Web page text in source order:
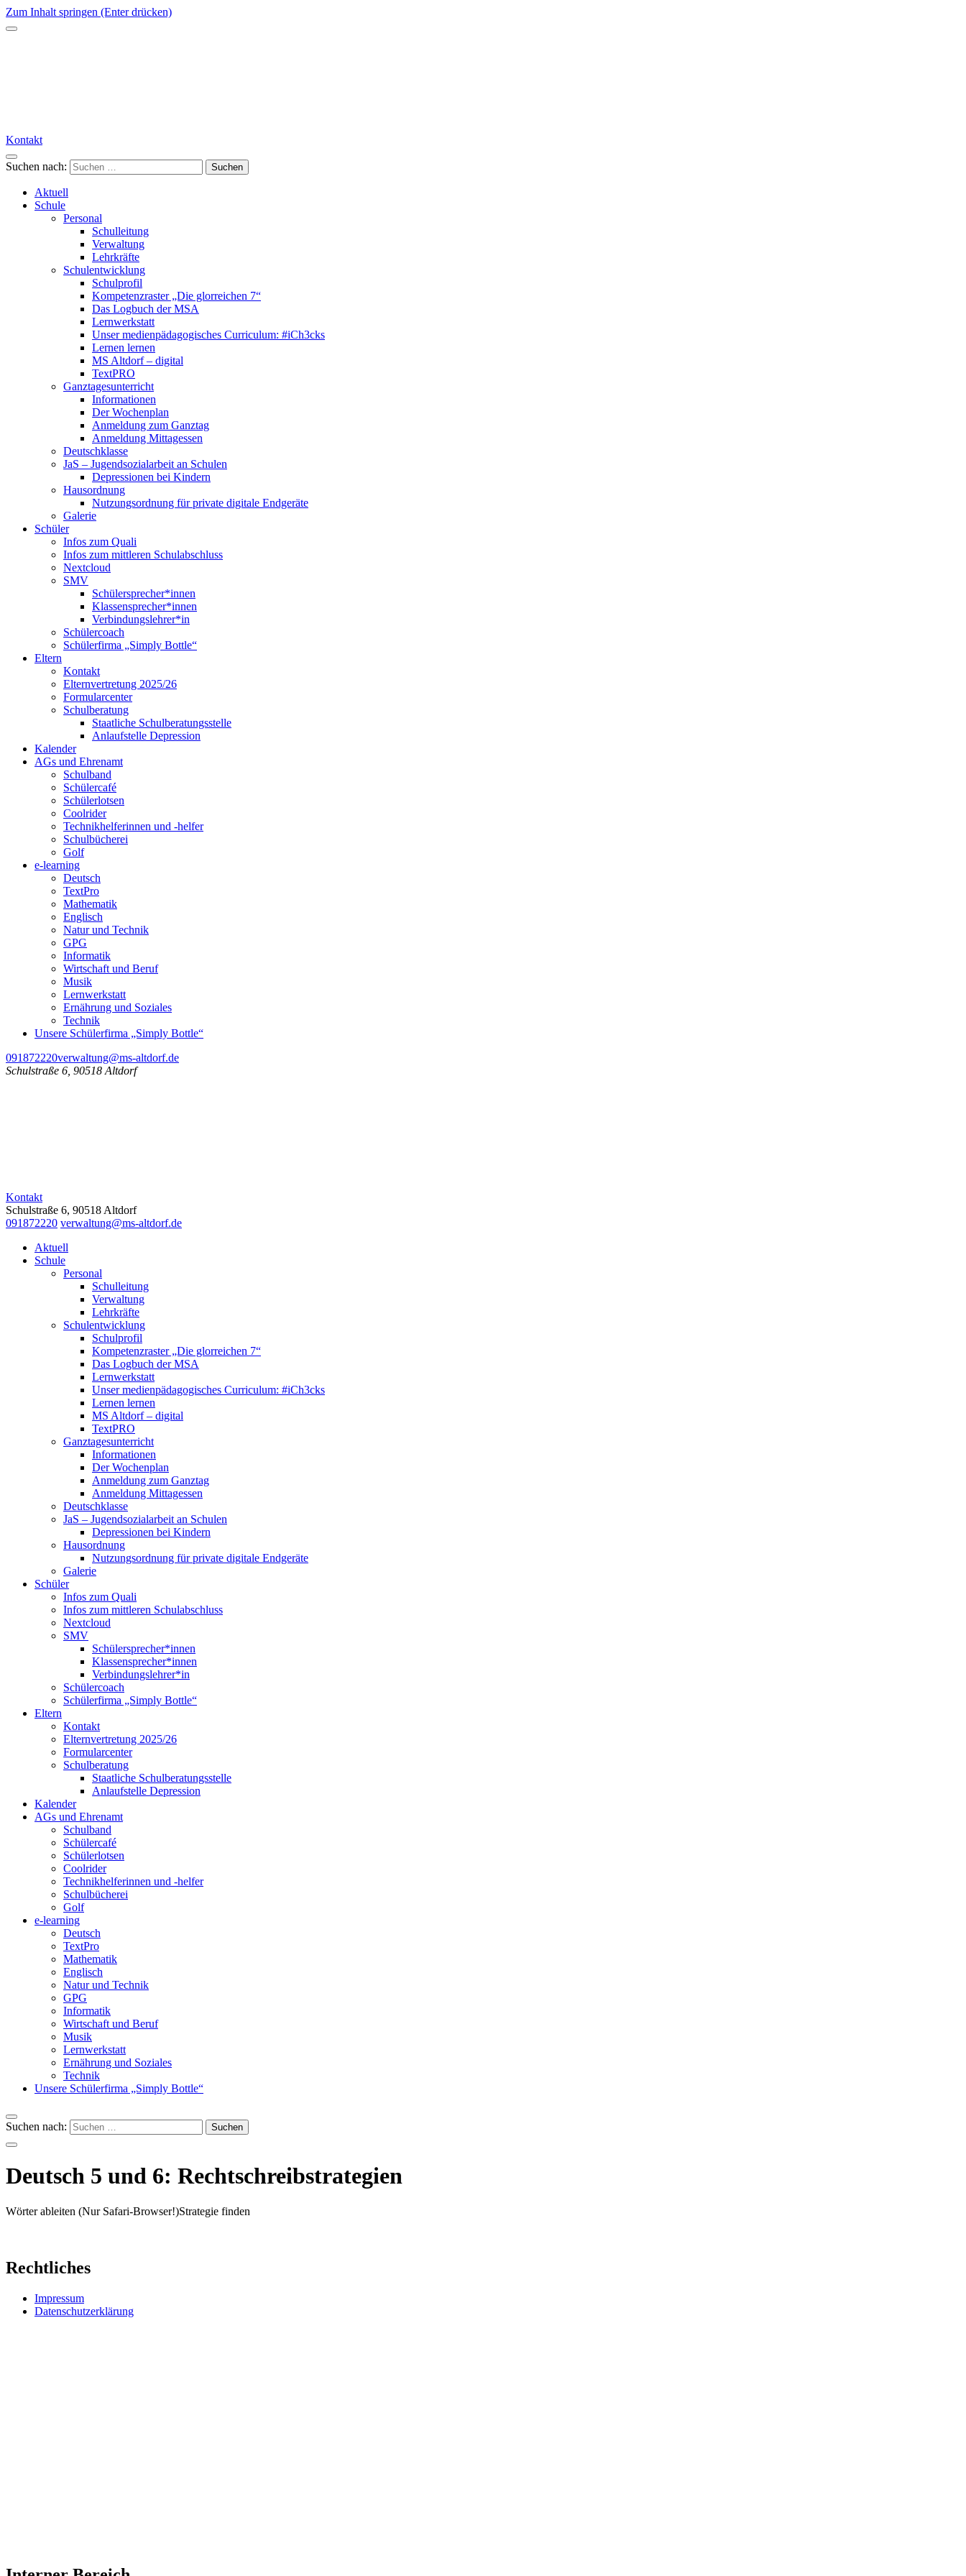
Zum Inhalt springen (Enter drücken)
Kontakt
Suchen nach:
Aktuell
Schule
Personal
Schulleitung
Verwaltung
Lehrkräfte
Schulentwicklung
Schulprofil
Kompetenzraster „Die glorreichen 7“
Das Logbuch der MSA
Lernwerkstatt
Unser medienpädagogisches Curriculum: #iCh3cks
Lernen lernen
MS Altdorf – digital
TextPRO
Ganztagesunterricht
Informationen
Der Wochenplan
Anmeldung zum Ganztag
Anmeldung Mittagessen
Deutschklasse
JaS – Jugendsozialarbeit an Schulen
Depressionen bei Kindern
Hausordnung
Nutzungsordnung für private digitale Endgeräte
Galerie
Schüler
Infos zum Quali
Infos zum mittleren Schulabschluss
Nextcloud
SMV
Schülersprecher*innen
Klassensprecher*innen
Verbindungslehrer*in
Schülercoach
Schülerfirma „Simply Bottle“
Eltern
Kontakt
Elternvertretung 2025/26
Formularcenter
Schulberatung
Staatliche Schulberatungsstelle
Anlaufstelle Depression
Kalender
AGs und Ehrenamt
Schulband
Schülercafé
Schülerlotsen
Coolrider
Technikhelferinnen und -helfer
Schulbücherei
Golf
e-learning
Deutsch
TextPro
Mathematik
Englisch
Natur und Technik
GPG
Informatik
Wirtschaft und Beruf
Musik
Lernwerkstatt
Ernährung und Soziales
Technik
Unsere Schülerfirma „Simply Bottle“
091872220verwaltung@ms-altdorf.de
Schulstraße 6, 90518 Altdorf
Kontakt
Schulstraße 6, 90518 Altdorf
091872220 verwaltung@ms-altdorf.de
Aktuell
Schule
Personal
Schulleitung
Verwaltung
Lehrkräfte
Schulentwicklung
Schulprofil
Kompetenzraster „Die glorreichen 7“
Das Logbuch der MSA
Lernwerkstatt
Unser medienpädagogisches Curriculum: #iCh3cks
Lernen lernen
MS Altdorf – digital
TextPRO
Ganztagesunterricht
Informationen
Der Wochenplan
Anmeldung zum Ganztag
Anmeldung Mittagessen
Deutschklasse
JaS – Jugendsozialarbeit an Schulen
Depressionen bei Kindern
Hausordnung
Nutzungsordnung für private digitale Endgeräte
Galerie
Schüler
Infos zum Quali
Infos zum mittleren Schulabschluss
Nextcloud
SMV
Schülersprecher*innen
Klassensprecher*innen
Verbindungslehrer*in
Schülercoach
Schülerfirma „Simply Bottle“
Eltern
Kontakt
Elternvertretung 2025/26
Formularcenter
Schulberatung
Staatliche Schulberatungsstelle
Anlaufstelle Depression
Kalender
AGs und Ehrenamt
Schulband
Schülercafé
Schülerlotsen
Coolrider
Technikhelferinnen und -helfer
Schulbücherei
Golf
e-learning
Deutsch
TextPro
Mathematik
Englisch
Natur und Technik
GPG
Informatik
Wirtschaft und Beruf
Musik
Lernwerkstatt
Ernährung und Soziales
Technik
Unsere Schülerfirma „Simply Bottle“
Suchen nach:
Deutsch 5 und 6: Rechtschreibstrategien
Wörter ableiten (Nur Safari-Browser!)Strategie finden
Rechtliches
Impressum
Datenschutzerklärung